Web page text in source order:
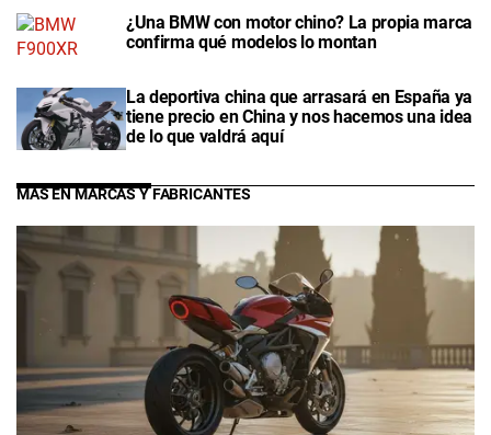
¿Una BMW con motor chino? La propia marca
confirma qué modelos lo montan
La deportiva china que arrasará en España ya
tiene precio en China y nos hacemos una idea
de lo que valdrá aquí
MÁS EN MARCAS Y FABRICANTES